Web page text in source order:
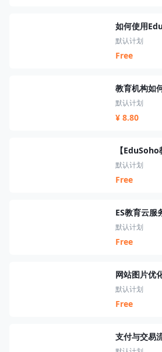
如何使用
默认计划
Free
教育机构如
默认计划
¥ 8.80
【
默认计划
Free
默认计划
Free
网站图片优
默认计划
Free
支付与交易